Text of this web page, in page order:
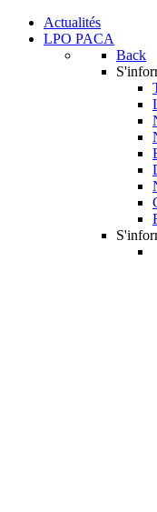
Actualités
LPO PACA
Back